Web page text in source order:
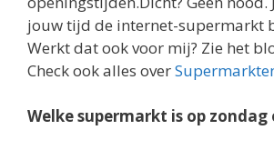
jouw tijd de internet-supermarkt
Werkt dat ook voor mij? Zie het
Check ook alles over
Welke supermarkt is op zondag